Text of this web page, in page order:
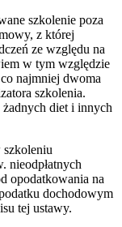
szkolenie poza
z której
ze względu na
w tym względzie
najmniej dwoma
szkolenia.
diet i innych
szkoleniu
nieodpłatnych
opodatkowania na
dochodowym
tej ustawy.